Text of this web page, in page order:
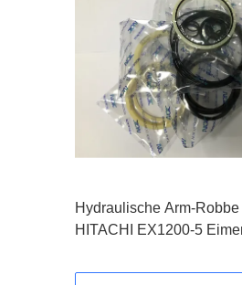
Hydraulische Arm-
HITACHI EX1200-5
NBR 90